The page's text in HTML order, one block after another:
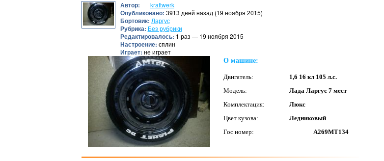
Автор: kraftwerk
Опубликовано: 3913 дней назад (19 ноября 2015)
Бортовик: Ларгус
Рубрика: Без рубрики
Редактировалось: 1 раз — 19 ноября 2015
Настроение: сплин
Играет: не играет
О машине:
Двигатель:
1,6 16 кл 105 л.с.
Модель:
Лада Ларгус 7 мест
Комплектация:
Люкс
Цвет кузова:
Ледниковый
Гос номер:
А269МТ134